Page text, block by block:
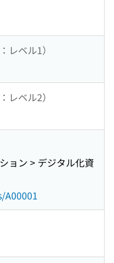
レベル1）
レベル2）
ョン > デジタル化資